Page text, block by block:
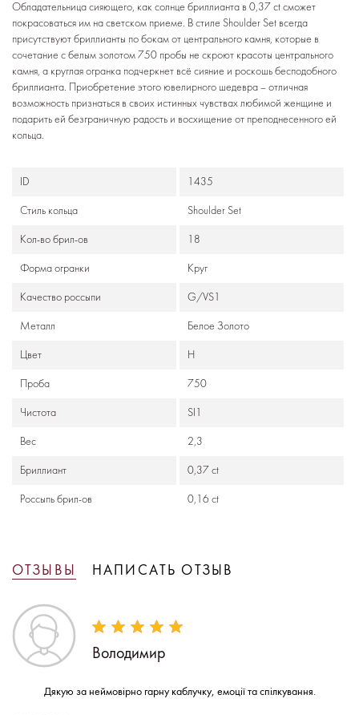
Обладательница сияющего, как солнце бриллианта в 0,37 ct сможет
покрасоваться им на светском приеме. В стиле Shoulder Set всегда
присутствуют бриллианты по бокам от центрального камня, которые в
сочетание с белым золотом 750 пробы не скроют красоты центрального
камня, а круглая огранка подчеркнет всё сияние и роскошь бесподобного
бриллианта. Приобретение этого ювелирного шедевра – отличная
возможность признаться в своих истинных чувствах любимой женщине и
подарить ей безграничную радость и восхищение от преподнесенного ей
кольца.
ID 1435
Стиль кольца Shoulder Set
Кол-во брил-ов 18
Формa огранки Круг
Качество россыпи G/VS1
Металл Белое Золото
Цвет Н
Проба 750
Чистота SI1
Вес 2,3
Бриллиант 0,37 ct
Россыпь брил-ов 0,16 ct
ОТЗЫВЫ НАПИСАТЬ ОТЗЫВ
Володимир
Дякую за неймовірно гарну каблучку, емоції та спілкування.